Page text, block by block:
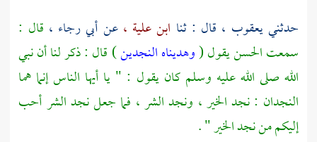
حدثنييعقوب ، قال : ثنا ابن علية ،عن أبي رجاء ، قال :
سمعتالحسنيقول (وهديناه النجدين) قال : ذكر لنا أن نبي
الله صلى الله عليه وسلم كان يقول : " يا أيها الناس إنما هما
النجدان : نجد الخير ، ونجد الشر ، فما جعل نجد الشر أحب
إليكم من نجد الخير " .